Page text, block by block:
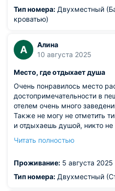
Тип номера: Двухместный
кроватью)
А
Алина
10 августа 2025
Место, где отдыхает душа
Очень понравилось место
достопримечательности в
отелем очень много
Также не могу не отметить
и отдыхаешь душой, никто
Кушали каждый день с
Читать полностью
Проживание: 5 августа
Тип номера: Двухместный